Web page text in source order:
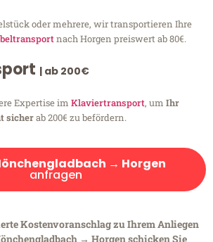
oder mehrere, wir transportieren Ihre
nach Horgen preiswert ab 80€.
| ab 200€
Expertise im Klaviertransport, um Ihr
sicherab 200€ zu befördern.
→ Horgen
anfragen
Kostenvoranschlag zu Ihrem Anliegen
→ Horgen schicken Sie